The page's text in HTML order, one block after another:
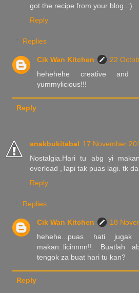
got the recipe from your blog..:)
Reply
Replies
Cik Wan Kitchen
22
hehehehe creative and
yummylicious!!!
Reply
anakbukitabal 17 November
Nostalgia.Hari tu abg yi
overload ,Tapi tak puas lagi. tk
Reply
Replies
Cik Wan Kitchen
18
hehehe...puas hati
makan..licinnnn!!. Buatlah
tengok za buat hari tu kan?
Reply